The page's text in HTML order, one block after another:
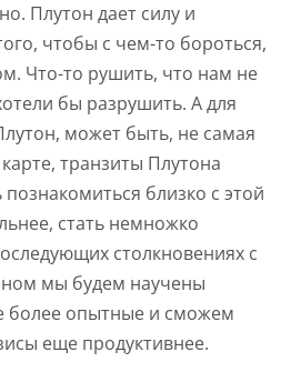
Плутон дает силу и
чтобы с чем-то бороться,
Что-то рушить, что нам не
бы разрушить. А для
может быть, не самая
транзиты Плутона
близко с этой
стать немножко
столкновениях с
мы будем научены
более опытные и сможем
еще продуктивнее.